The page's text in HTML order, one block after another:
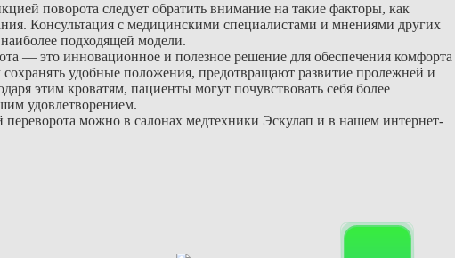
поворота следует обратить внимание на такие факторы, как
Консультация с медицинскими специалистами и мнениями других
подходящей модели.
— это инновационное и полезное решение для обеспечения комфорта
удобные положения, предотвращают развитие пролежней и
этим кроватям, пациенты могут почувствовать себя более
удовлетворением.
можно в салонах медтехники Эскулап и в нашем интернет-